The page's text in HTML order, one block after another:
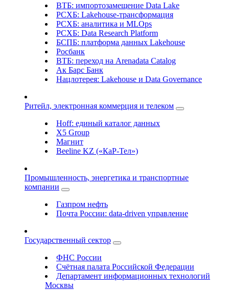
ВТБ: импортозамещение Data Lake
РСХБ: Lakehouse-трансформация
РСХБ: аналитика и MLOps
РСХБ: Data Research Platform
БСПБ: платформа данных Lakehouse
Росбанк
ВТБ: переход на Arenadata Catalog
Ак Барс Банк
Нацлотерея: Lakehouse и Data Governance
Ритейл, электронная коммерция и телеком
Hoff: единый каталог данных
X5 Group
Магнит
Beeline KZ («КаР-Тел»)
Промышленность, энергетика и транспортные
компании
Газпром нефть
Почта России: data-driven управление
Государственный сектор
ФНС России
Счётная палата Российской Федерации
Департамент информационных технологий
Москвы